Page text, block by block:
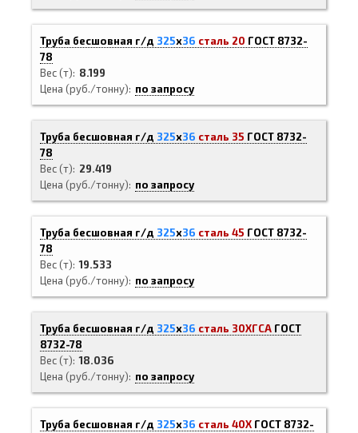
Труба бесшовная г/д 325х36 сталь 20 ГОСТ 8732-
78
Вес (т)
8.199
Цена (руб./тонну)
по запросу
Труба бесшовная г/д 325х36 сталь 35 ГОСТ 8732-
78
Вес (т)
29.419
Цена (руб./тонну)
по запросу
Труба бесшовная г/д 325х36 сталь 45 ГОСТ 8732-
78
Вес (т) 19.533
Цена (руб./тонну)
по запросу
Труба бесшовная г/д 325х36 сталь 30ХГСА ГОСТ
8732-78
Вес (т) 18.036
Цена (руб./тонну)
по запросу
Труба бесшовная г/д 325х36 сталь 40Х ГОСТ 8732-